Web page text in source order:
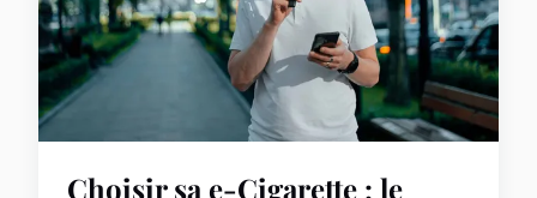
Choisir sa e-Cigarette : le